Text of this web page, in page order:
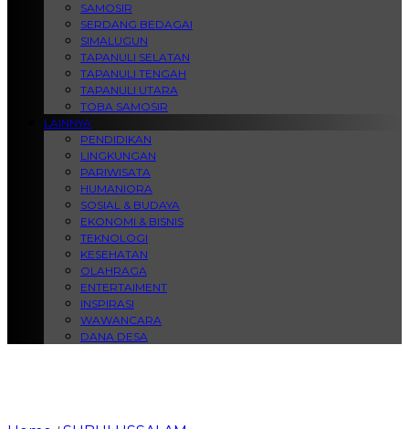
SAMOSIR
SERDANG BEDAGAI
SIMALUGUN
TAPANULI SELATAN
TAPANULI TENGAH
TAPANULI UTARA
TOBA SAMOSIR
LAINNYA
PENDIDIKAN
LINGKUNGAN
PARIWISATA
HUMANIORA
SOSIAL & BUDAYA
EKONOMI & BISNIS
TEKNOLOGI
KESEHATAN
OLAHRAGA
ENTERTAIMENT
INSPIRASI
WAWANCARA
DANA DESA